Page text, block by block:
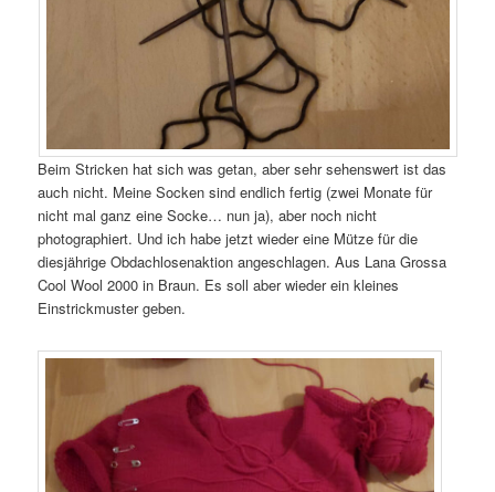
Beim Stricken hat sich was getan, aber sehr sehenswert ist das
auch nicht. Meine Socken sind endlich fertig (zwei Monate für
nicht mal ganz eine Socke… nun ja), aber noch nicht
photographiert. Und ich habe jetzt wieder eine Mütze für die
diesjährige Obdachlosenaktion angeschlagen. Aus Lana Grossa
Cool Wool 2000 in Braun. Es soll aber wieder ein kleines
Einstrickmuster geben.